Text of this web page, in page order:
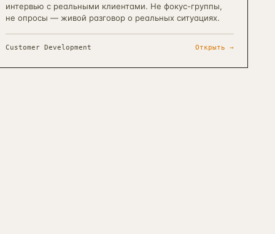
интервью с реальными клиентами. Не фокус-группы,
не опросы — живой разговор о реальных ситуациях.
Customer Development Открыть →